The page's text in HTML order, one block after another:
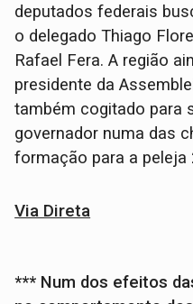
deputados federais
o delegado Thiago
Rafael Fera. A região
presidente da
também cogitado para
governador numa das
formação para a peleja
Via Direta
*** Num dos efeitos